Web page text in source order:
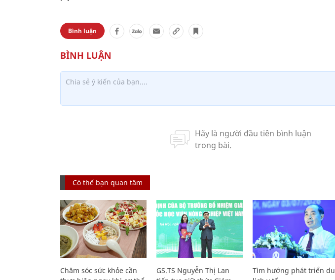
Bình luận
Có thể bạn quan tâm
Chăm sóc sức khỏe cần
GS.TS Nguyễn Thị Lan
Tìm hướng phát triển du